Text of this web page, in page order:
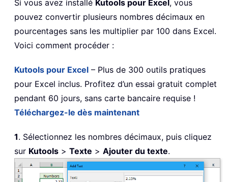
Si vous avez installé Kutools pour Excel, vous
pouvez convertir plusieurs nombres décimaux en
pourcentages sans les multiplier par 100 dans Excel.
Voici comment procéder :
Kutools pour Excel – Plus de 300 outils pratiques
pour Excel inclus. Profitez d’un essai gratuit complet
pendant 60 jours, sans carte bancaire requise !
Téléchargez-le dès maintenant
1. Sélectionnez les nombres décimaux, puis cliquez
sur Kutools > Texte > Ajouter du texte.